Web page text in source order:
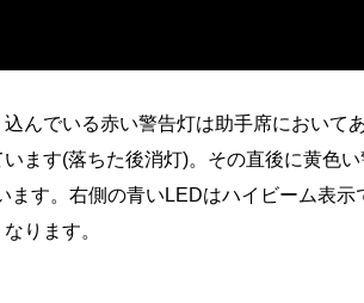
んでいる赤い警告灯は助手席において
ます(落ちた後消灯)。その直後に黄色
ます。右側の青いLEDはハイビーム表示
ります。